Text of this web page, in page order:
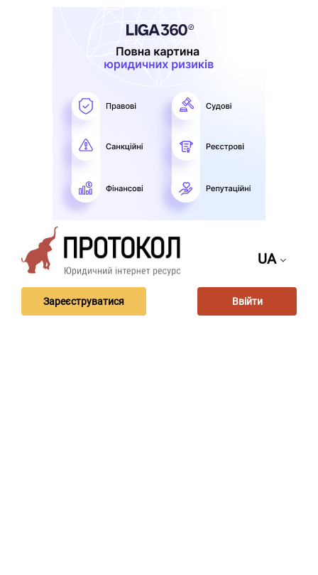
UA
Зареєструватися Ввійти